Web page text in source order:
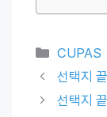
CUPAS
선택지
선택지